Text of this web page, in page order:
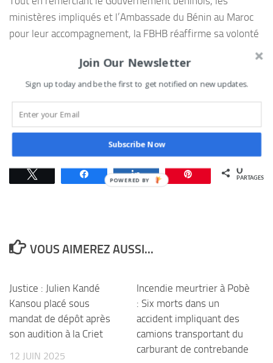
ministères impliqués et l’Ambassade du Bénin au Maroc
pour leur accompagnement, la FBHB réaffirme sa volonté
Bénin. Elle assure que cette épreuve ne remettra pas en
cause les progrès enregistrés ces dernières années ni
l’ambition des Amazones de continuer à porter haut les
couleurs nationales sur la scène internationale.
Partagez Partagez Épingle 0
PARTAGES
VOUS AIMEREZ AUSSI...
Justice : Julien Kandé
Kansou placé sous
mandat de dépôt après
son audition à la Criet
12 JUIN 2025
Incendie meurtrier à Pobè
: Six morts dans un
accident impliquant des
camions transportant du
carburant de contrebande
Join Our Newsletter
Sign up today and be the first to get notified on new updates.
Subscribe Now